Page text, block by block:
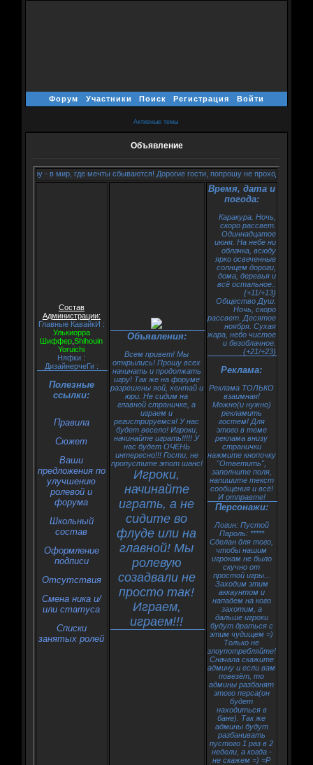
Форум Участники Поиск Регистрация Войти
Активные темы
Объявление
- в мир, где мечты сбываются! Дорогие гости, попрошу не проходить мимо и
Состав
Администрации:
Главные КавайкИ :
Улькиорра
Шиффер ,Shihouin
Yoruichi
Няфки :
ДизайнерчеГи :
Полезные
ссылки:
Правила
Сюжет
Ваши
предложения по
улучшению
ролевой и
форума
Школьный
состав
Оформление
подписи
Oтсутствия
Смена ника и/
или статуса
Списки
занятых ролей
Объявления:
Всем привет! Мы
открылись! Прошу всех
начинать и продолжать
игру! Так же на форуме
разрешены яой, хентай и
юри. Не сидим на
главной страничке, а
играем и
регистрируемся! У нас
будет весело! Игроки,
начинайте играть!!!!! У
нас будет ОЧЕНЬ
интересно!!! Гости, не
пропустите этот шанс!
Игроки,
начинайте
играть, а не
сидите во
флуде или на
главной! Мы
ролевую
созадвали не
просто так!
Играем,
играем!!!
Время, дата и
погода:
Каракура. Ночь,
скоро рассвет.
Одиннадцатое
июня. На небе ни
облачка, всюду
ярко освеченные
солнцем дороги,
дома, деревья и
всё остальное..
{+11/+13}
Общество Душ.
Ночь, скоро
рассвет. Десятое
ноября. Сухая
жара, небо чистое
и безоблачное.
{+21/+23}
Реклама:
Реклама ТОЛЬКО
взаимная!
Можно(и нужно)
рекламить
гостем! Для
этого в теме
реклама внизу
странички
нажмите кнопочку
"Ответить",
заполните поля,
напишите текст
сообщения и всё!
И отправте!
Персонажи:
Логин: Пустой
Пароль: *****
Сделан для того,
чтобы нашим
игрокам не было
скучно от
простой игры...
Заходим этим
аккаунтом и
нападем на кого
захотим, а
дальше игроки
будут драться с
этим чудищем =)
Только не
злоупотребляйте!
Сначала скажите
админу и если вам
повезёт, то
админы разбанят
этого перса(он
будет
находиться в
бане). Так же
админы будут
разбанивать
пустого 1 раз в 2
недели, а когда -
не скажем =) =P